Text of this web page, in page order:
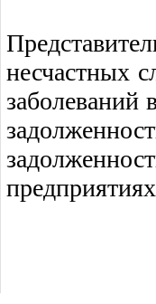
несчастных
заболеваний